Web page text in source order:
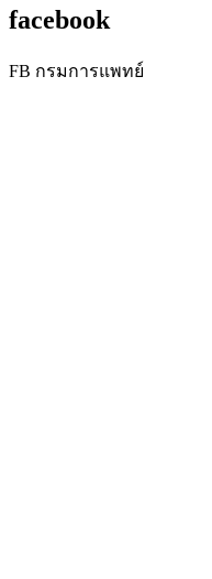
facebook
FB กรมการแพทย์